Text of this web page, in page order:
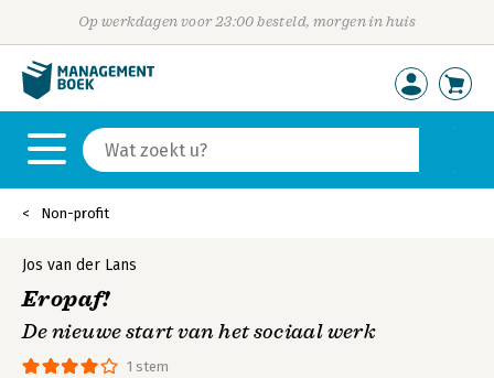
Op werkdagen voor 23:00 besteld, morgen in huis
Non-profit
1 stem
Jos van der Lans
Eropaf!
De nieuwe start van het sociaal werk